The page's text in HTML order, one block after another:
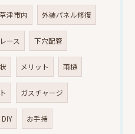
草津市内 外装パネル修復
ース 下穴配管
メリット 雨樋
ガスチャージ
DIY お手持